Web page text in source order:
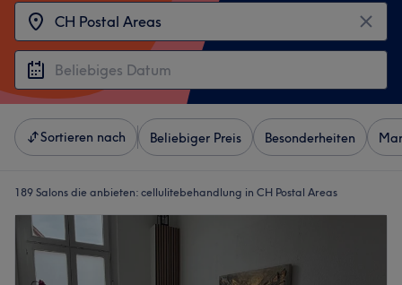
Sortieren nach Beliebiger Preis Besonderheiten
189 Salons die anbieten: cellulitebehandlung in CH Postal Areas